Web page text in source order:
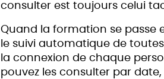
consulter est toujours celui
Quand la formation se passe
le suivi automatique de
la connexion de chaque
pouvez les consulter par